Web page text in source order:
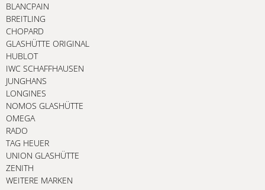
BLANCPAIN
BREITLING
CHOPARD
GLASHÜTTE ORIGINAL
HUBLOT
IWC SCHAFFHAUSEN
JUNGHANS
LONGINES
NOMOS GLASHÜTTE
OMEGA
RADO
TAG HEUER
UNION GLASHÜTTE
ZENITH
WEITERE MARKEN